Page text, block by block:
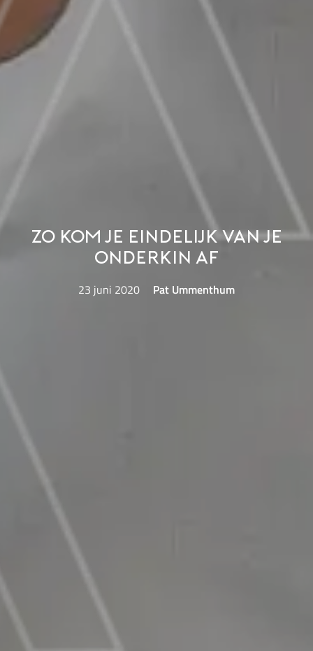
Zo kom je eindelijk van je
onderkin af
23 juni 2020 Pat Ummenthum